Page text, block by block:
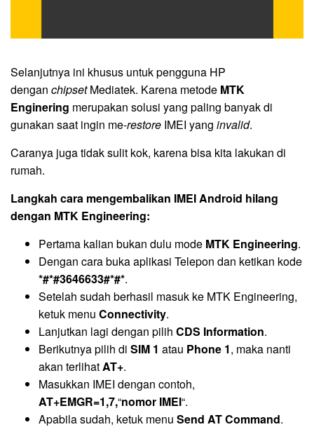
Selanjutnya ini khusus untuk pengguna HP
dengan chipsetMediatek. Karena metode MTK
Enginering merupakan solusi yang paling banyak di
gunakan saat ingin me-restore IMEI yang invalid.
Caranya juga tidak sulit kok, karena bisa kita lakukan di
rumah.
Langkah cara mengembalikan IMEI Android hilang
dengan MTK Engineering:
Pertama kalian bukan dulu mode MTK Engineering.
Dengan cara buka aplikasi Telepon dan ketikan kode
*#*#3646633#*#*.
Setelah sudah berhasil masuk ke MTK Engineering,
ketuk menu Connectivity.
Lanjutkan lagi dengan pilih CDS Information.
Berikutnya pilih di SIM 1 atau Phone 1, maka nanti
akan terlihatAT+.
Masukkan IMEI dengan contoh,
AT+EMGR=1,7,“nomor IMEI“.
Apabila sudah, ketuk menu Send AT Command.